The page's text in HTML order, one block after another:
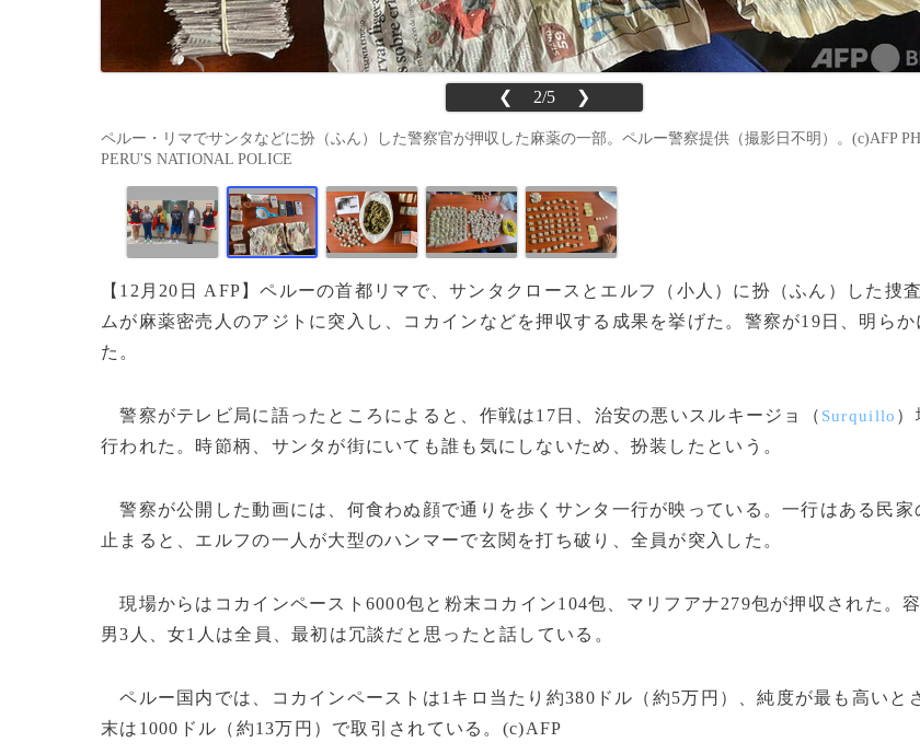
❮ 2/5 ❯
ペルー・リマでサンタなどに扮（ふん）した警察官が押収した麻薬の一部。ペルー警察提供（撮影日不明）。(c)AFP
PERU'S NATIONAL POLICE
【12月20日 AFP】ペルーの首都リマで、サンタクロースとエルフ（小人）に扮（ふん）した捜
ムが麻薬密売人のアジトに突入し、コカインなどを押収する成果を挙げた。警察が19日、明らか
た。
警察がテレビ局に語ったところによると、作戦は17日、治安の悪いスルキージョ（ Surquillo ）
行われた。時節柄、サンタが街にいても誰も気にしないため、扮装したという。
警察が公開した動画には、何食わぬ顔で通りを歩くサンタ一行が映っている。一行はある民家
止まると、エルフの一人が大型のハンマーで玄関を打ち破り、全員が突入した。
現場からはコカインペースト6000包と粉末コカイン104包、マリフアナ279包が押収された。
男3人、女1人は全員、最初は冗談だと思ったと話している。
ペルー国内では、コカインペーストは1キロ当たり約380ドル（約5万円）、純度が最も高いと
末は1000ドル（約13万円）で取引されている。(c)AFP